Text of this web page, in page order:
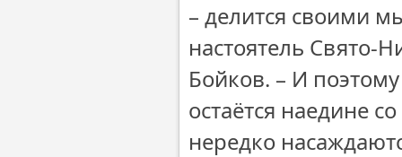
– делится своими
настоятель Свято-
Бойков. – И
остаётся наедине
нередко